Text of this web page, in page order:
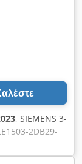
, SIEMENS 3-
2DB29-
• 1788
• IE3 •